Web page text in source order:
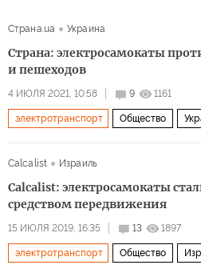
Страна.ua Украина
Страна: электросамокаты
и пешеходов
4 ИЮЛЯ 2021, 10:58 9 1161
электротранспорт Общество
Calcalist Израиль
Calcalist: электросамокаты
средством передвижения
15 ИЮЛЯ 2019, 16:35 13 1897
электротранспорт Общество